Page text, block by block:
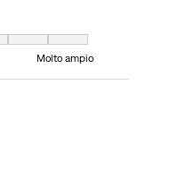
aderente e 7 è uguale a Molto
Molto ampio